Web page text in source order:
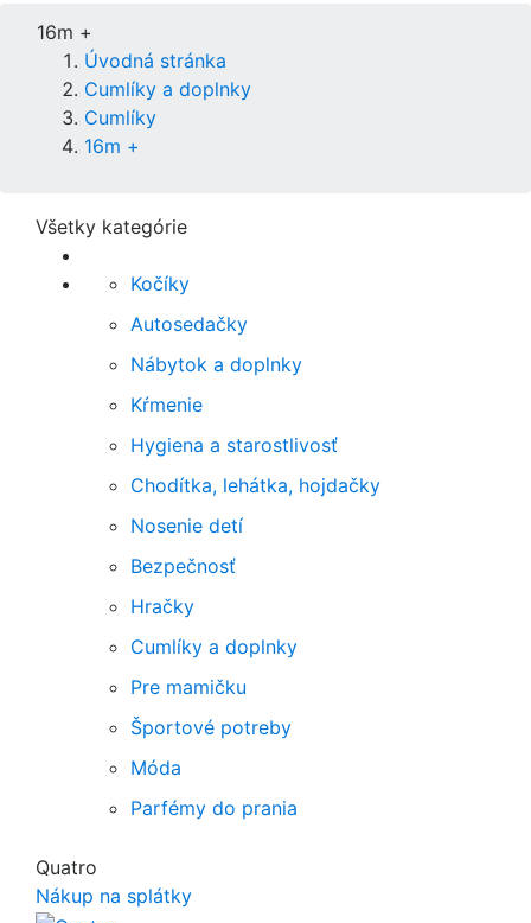
16m +
Úvodná stránka
Cumlíky a doplnky
Cumlíky
16m +
Všetky kategórie
Kočíky
Autosedačky
Nábytok a doplnky
Kŕmenie
Hygiena a starostlivosť
Chodítka, lehátka, hojdačky
Nosenie detí
Bezpečnosť
Hračky
Cumlíky a doplnky
Pre mamičku
Športové potreby
Móda
Parfémy do prania
Quatro
Nákup na splátky